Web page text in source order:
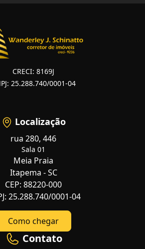
CRECI: 8169J
25.288.740/0001-04
Localização
rua 280, 446
Sala 01
Meia Praia
Itapema - SC
CEP: 88220-000
25.288.740/0001-04
Como chegar
Contato